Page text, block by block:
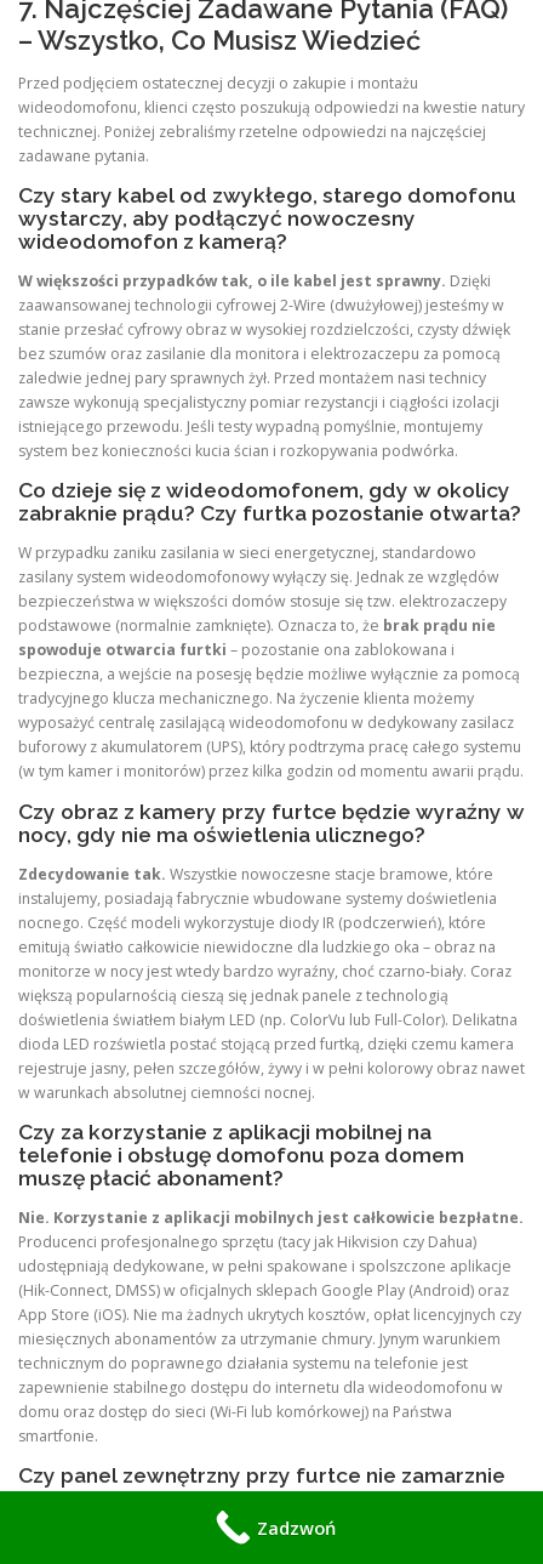
7. Najczęściej Zadawane Pytania (FAQ)
– Wszystko, Co Musisz Wiedzieć
Przed podjęciem ostatecznej decyzji o zakupie i montażu
wideodomofonu, klienci często poszukują odpowiedzi na kwestie natury
technicznej. Poniżej zebraliśmy rzetelne odpowiedzi na najczęściej
zadawane pytania.
Czy stary kabel od zwykłego, starego domofonu
wystarczy, aby podłączyć nowoczesny
wideodomofon z kamerą?
W większości przypadków tak, o ile kabel jest sprawny. Dzięki
zaawansowanej technologii cyfrowej 2-Wire (dwużyłowej) jesteśmy w
stanie przesłać cyfrowy obraz w wysokiej rozdzielczości, czysty dźwięk
bez szumów oraz zasilanie dla monitora i elektrozaczepu za pomocą
zaledwie jednej pary sprawnych żył. Przed montażem nasi technicy
zawsze wykonują specjalistyczny pomiar rezystancji i ciągłości izolacji
istniejącego przewodu. Jeśli testy wypadną pomyślnie, montujemy
system bez konieczności kucia ścian i rozkopywania podwórka.
Co dzieje się z wideodomofonem, gdy w okolicy
zabraknie prądu? Czy furtka pozostanie otwarta?
W przypadku zaniku zasilania w sieci energetycznej, standardowo
zasilany system wideodomofonowy wyłączy się. Jednak ze względów
bezpieczeństwa w większości domów stosuje się tzw. elektrozaczepy
podstawowe (normalnie zamknięte). Oznacza to, że brak prądu nie
spowoduje otwarcia furtki – pozostanie ona zablokowana i
bezpieczna, a wejście na posesję będzie możliwe wyłącznie za pomocą
tradycyjnego klucza mechanicznego. Na życzenie klienta możemy
wyposażyć centralę zasilającą wideodomofonu w dedykowany zasilacz
buforowy z akumulatorem (UPS), który podtrzyma pracę całego systemu
(w tym kamer i monitorów) przez kilka godzin od momentu awarii prądu.
Czy obraz z kamery przy furtce będzie wyraźny w
nocy, gdy nie ma oświetlenia ulicznego?
Zdecydowanie tak. Wszystkie nowoczesne stacje bramowe, które
instalujemy, posiadają fabrycznie wbudowane systemy doświetlenia
nocnego. Część modeli wykorzystuje diody IR (podczerwień), które
emitują światło całkowicie niewidoczne dla ludzkiego oka – obraz na
monitorze w nocy jest wtedy bardzo wyraźny, choć czarno-biały. Coraz
większą popularnością cieszą się jednak panele z technologią
doświetlenia światłem białym LED (np. ColorVu lub Full-Color). Delikatna
dioda LED rozświetla postać stojącą przed furtką, dzięki czemu kamera
rejestruje jasny, pełen szczegółów, żywy i w pełni kolorowy obraz nawet
w warunkach absolutnej ciemności nocnej.
Czy za korzystanie z aplikacji mobilnej na
telefonie i obsługę domofonu poza domem
muszę płacić abonament?
Nie. Korzystanie z aplikacji mobilnych jest całkowicie bezpłatne.
Producenci profesjonalnego sprzętu (tacy jak Hikvision czy Dahua)
udostępniają dedykowane, w pełni spakowane i spolszczone aplikacje
(Hik-Connect, DMSS) w oficjalnych sklepach Google Play (Android) oraz
App Store (iOS). Nie ma żadnych ukrytych kosztów, opłat licencyjnych czy
miesięcznych abonamentów za utrzymanie chmury. Jynym warunkiem
technicznym do poprawnego działania systemu na telefonie jest
zapewnienie stabilnego dostępu do internetu dla wideodomofonu w
domu oraz dostęp do sieci (Wi-Fi lub komórkowej) na Państwa
smartfonie.
Czy panel zewnętrzny przy furtce nie zamarznie
podczas silnych zimowych mrozów?
Nie ma takich obaw. Wszystkie montowane przez nas stacje bramowe
Zadzwoń